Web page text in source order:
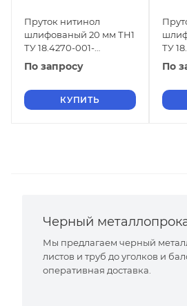
Пруток нитинол
шлифованый 20 мм ТН1
ТУ 18.4270-001-
16980791-2013
По запросу
КУПИТЬ
ТУ
По
Черный
Мы предлагаем черный
листов и труб до уголков и
оперативная доставка.